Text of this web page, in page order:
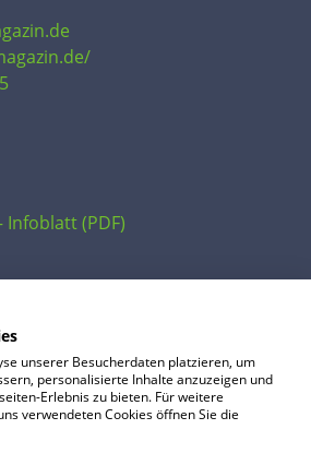
Infoblatt (PDF)
unserer Besucherdaten platzieren, um
personalisierte Inhalte anzuzeigen und
Erlebnis zu bieten. Für weitere
verwendeten Cookies öffnen Sie die